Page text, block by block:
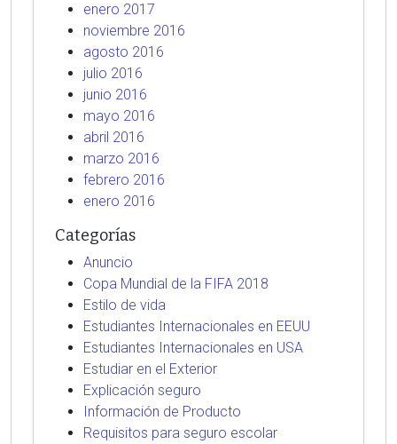
enero 2017
noviembre 2016
agosto 2016
julio 2016
junio 2016
mayo 2016
abril 2016
marzo 2016
febrero 2016
enero 2016
Categorías
Anuncio
Copa Mundial de la FIFA 2018
Estilo de vida
Estudiantes Internacionales en EEUU
Estudiantes Internacionales en USA
Estudiar en el Exterior
Explicación seguro
Información de Producto
Requisitos para seguro escolar